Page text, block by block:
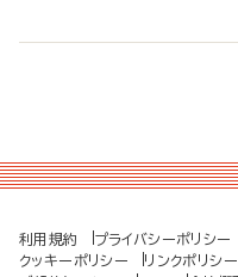
利用規約 プライバシーポリシー
クッキーポリシー
リンクポリシー